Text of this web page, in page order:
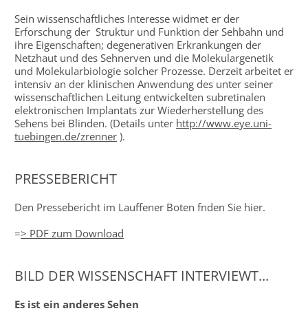
Sein wissenschaftliches Interesse widmet er der
Erforschung der Struktur und Funktion der Sehbahn und
ihre Eigenschaften; degenerativen Erkrankungen der
Netzhaut und des Sehnerven und die Molekulargenetik
und Molekularbiologie solcher Prozesse. Derzeit arbeitet er
intensiv an der klinischen Anwendung des unter seiner
wissenschaftlichen Leitung entwickelten subretinalen
elektronischen Implantats zur Wiederherstellung des
Sehens bei Blinden. (Details unter http://www.eye.uni-
tuebingen.de/zrenner ).
PRESSEBERICHT
Den Pressebericht im Lauffener Boten fnden Sie hier.
=> PDF zum Download
BILD DER WISSENSCHAFT INTERVIEWT...
Es ist ein anderes Sehen